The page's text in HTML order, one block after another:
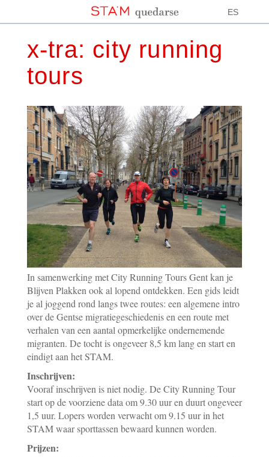
ES
x-tra: city running
tours
In samenwerking met City Running Tours Gent kan je
Blijven Plakken ook al lopend ontdekken. Een gids leidt
je al joggend rond langs twee routes: een algemene intro
over de Gentse migratiegeschiedenis en een route met
verhalen van een aantal opmerkelijke ondernemende
migranten. De tocht is ongeveer 8,5 km lang en start en
eindigt aan het STAM.
Inschrijven:
Vooraf inschrijven is niet nodig. De City Running Tour
start op de voorziene data om 9.30 uur en duurt ongeveer
1,5 uur. Lopers worden verwacht om 9.15 uur in het
STAM waar sporttassen bewaard kunnen worden.
Prijzen: